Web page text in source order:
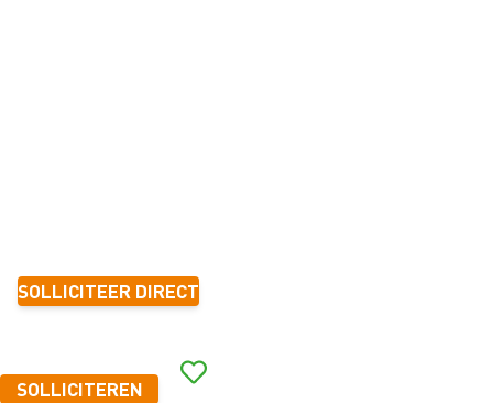
SOLLICITEER DIRECT
SOLLICITEREN